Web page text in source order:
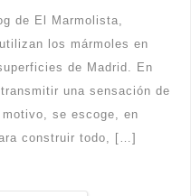
de El Marmolista,
los mármoles en
de Madrid. En
una sensación de
se escoge, en
construir todo, […]